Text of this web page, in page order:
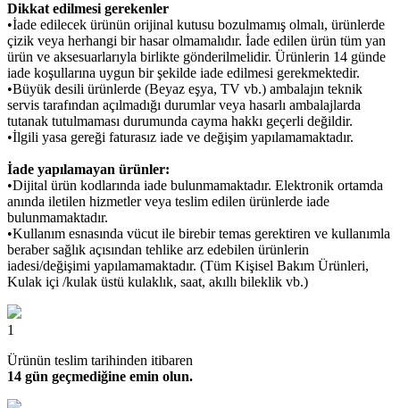
Dikkat edilmesi gerekenler
•İade edilecek ürünün orijinal kutusu bozulmamış olmalı, ürünlerde
çizik veya herhangi bir hasar olmamalıdır. İade edilen ürün tüm yan
ürün ve aksesuarlarıyla birlikte gönderilmelidir. Ürünlerin 14 günde
iade koşullarına uygun bir şekilde iade edilmesi gerekmektedir.
•Büyük desili ürünlerde (Beyaz eşya, TV vb.) ambalajın teknik
servis tarafından açılmadığı durumlar veya hasarlı ambalajlarda
tutanak tutulmaması durumunda cayma hakkı geçerli değildir.
•İlgili yasa gereği faturasız iade ve değişim yapılamamaktadır.
İade yapılamayan ürünler:
•Dijital ürün kodlarında iade bulunmamaktadır. Elektronik ortamda
anında iletilen hizmetler veya teslim edilen ürünlerde iade
bulunmamaktadır.
•Kullanım esnasında vücut ile birebir temas gerektiren ve kullanımla
beraber sağlık açısından tehlike arz edebilen ürünlerin
iadesi/değişimi yapılamamaktadır. (Tüm Kişisel Bakım Ürünleri,
Kulak içi /kulak üstü kulaklık, saat, akıllı bileklik vb.)
1
Ürünün teslim tarihinden itibaren
14 gün geçmediğine emin olun.